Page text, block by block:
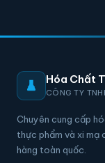
Hóa Chất
CÔNG TY
Chuyên cung cấp
thực phẩm và xi
hàng toàn quốc.